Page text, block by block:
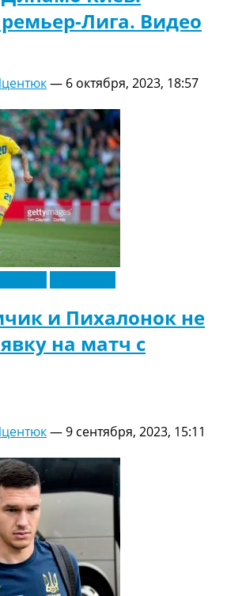
Лига. Видео
— 6 октября, 2023, 18:57
и Пихалонок не
на матч с
—9 сентября, 2023, 15:11